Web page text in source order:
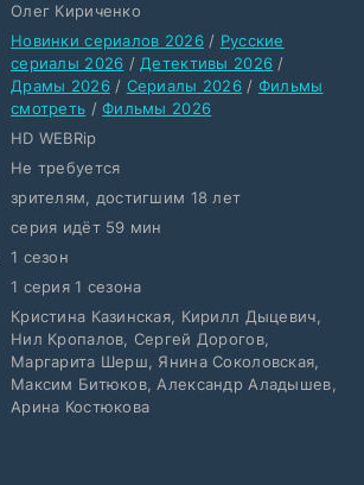
Олег Кириченко
Новинки сериалов 2026/ Русские
сериалы 2026 / Детективы 2026 /
Драмы 2026/ Сериалы 2026 / Фильмы
смотреть /Фильмы 2026
HD WEBRip
Не требуется
зрителям, достигшим 18 лет
серия идёт 59 мин
1 сезон
1 серия 1 сезона
Кристина Казинская, Кирилл Дыцевич,
Нил Кропалов, Сергей Дорогов,
Маргарита Шерш, Янина Соколовская,
Максим Битюков, Александр Аладышев,
Арина Костюкова